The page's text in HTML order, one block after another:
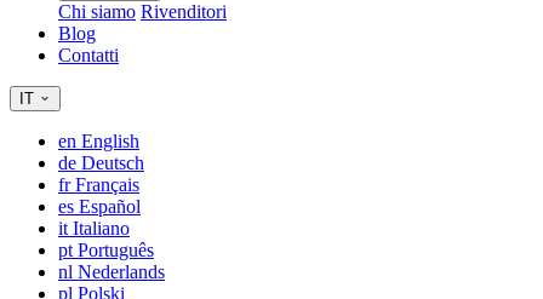
Chi siamo Rivenditori
Blog
Contatti
IT
en English
de Deutsch
frFrançais
es Español
it Italiano
pt Português
nl Nederlands
pl Polski